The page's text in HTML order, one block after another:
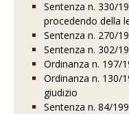
Sentenza n. 330/
procedendo della
Sentenza n. 270/
Sentenza n. 302/
Ordinanza n. 197/
Ordinanza n. 130/
giudizio
Sentenza n. 84/